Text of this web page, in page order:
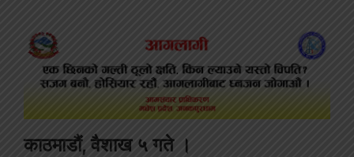
काठमाडौं, वैशाख ५ गते ।